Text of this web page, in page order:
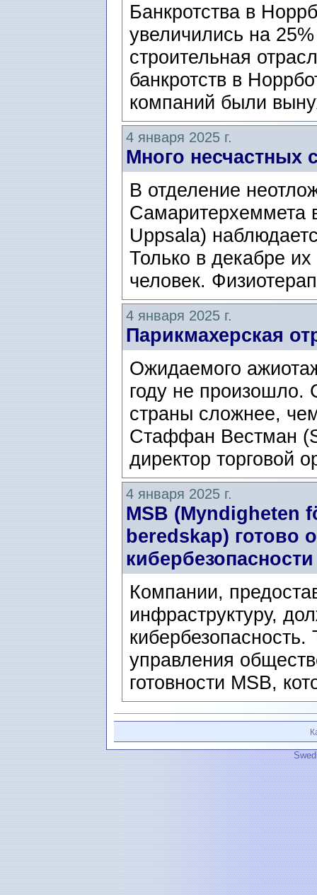
Банкротства в
увеличились на
строительная
банкротств в
компаний были
4 января 2025 г.
Много несчастных
В отделение
Самаритерхеммета
Uppsala)
Только в декабре
человек.
4 января 2025 г.
Парикмахерская
Ожидаемого
году не произошло.
страны сложнее,
Стаффан Вестман
директор торговой
4 января 2025 г.
MSB (Myndigheten
beredskap) готово
кибербезопасности
Компании,
инфраструктуру,
управления
готовности MSB,